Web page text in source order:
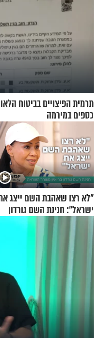
תרמית הפיצויים בביטוח
כספים במירמה
"לא רצו שאהבת השם ייצג
ישראל": חנינת השם גורדון
בריאיון מעורר השראה